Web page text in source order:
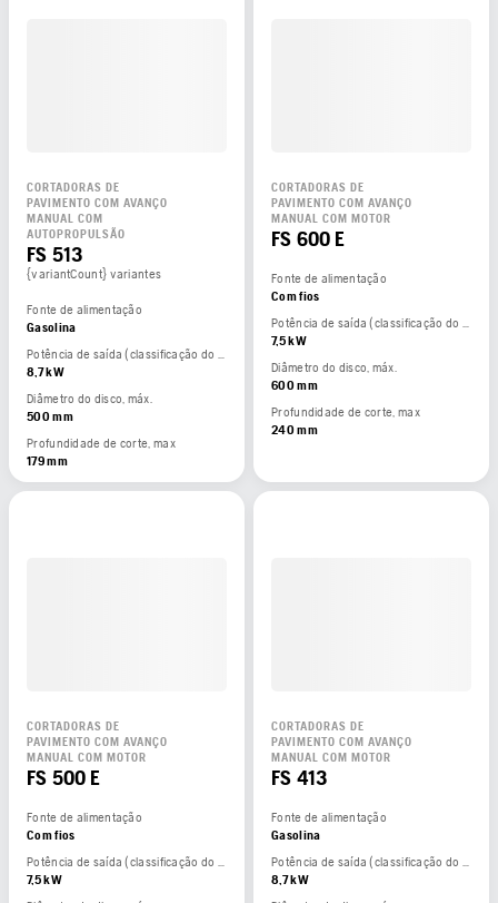
CORTADORAS DE
PAVIMENTO COM AVANÇO
MANUAL COM
AUTOPROPULSÃO
FS 513
{variantCount} variantes
Fonte de alimentação
Gasolina
Potência de saída (classificação do fabricante)
8,7 kW
Diâmetro do disco, máx.
500 mm
Profundidade de corte, max
179 mm
CORTADORAS DE
PAVIMENTO COM AVANÇO
MANUAL COM MOTOR
FS 600 E
Fonte de alimentação
Com fios
Potência de saída (classificação do fabricante)
7,5 kW
Diâmetro do disco, máx.
600 mm
Profundidade de corte, max
240 mm
CORTADORAS DE
PAVIMENTO COM AVANÇO
MANUAL COM MOTOR
FS 500 E
Fonte de alimentação
Com fios
Potência de saída (classificação do fabricante)
7,5 kW
CORTADORAS DE
PAVIMENTO COM AVANÇO
MANUAL COM MOTOR
FS 413
Fonte de alimentação
Gasolina
Potência de saída (classificação do fabricante)
8,7 kW